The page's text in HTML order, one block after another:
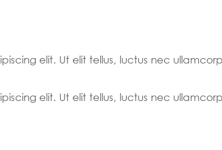
elit. Ut elit tellus, luctus nec
elit. Ut elit tellus, luctus nec